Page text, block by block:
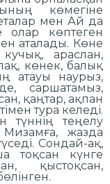
көмегіне
мен Ай да
олар көптеген
аталады. Көне
араслан,
көнек, балық
атауы наурыз,
саршатамыз,
қаңтар, ақпан
тура келеді.
түннің теңелу
Мизамға, жазда
Сондай-ақ,
тоқсан күнге
қыстоқсан,